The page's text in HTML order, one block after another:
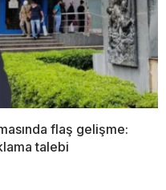
flaş gelişme:
talebi